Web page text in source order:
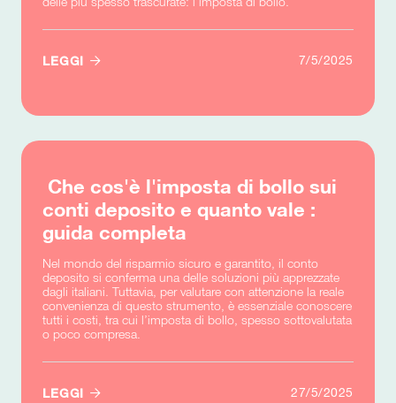
LEGGI  7/5/2025
Che cos'è l'imposta di bollo sui
conti deposito e quanto vale :
guida completa
Nel mondo del risparmio sicuro e garantito, il conto
deposito si conferma una delle soluzioni più apprezzate
dagli italiani. Tuttavia, per valutare con attenzione la reale
convenienza di questo strumento, è essenziale conoscere
tutti i costi, tra cui l’imposta di bollo, spesso sottovalutata
o poco compresa.
LEGGI  27/5/2025